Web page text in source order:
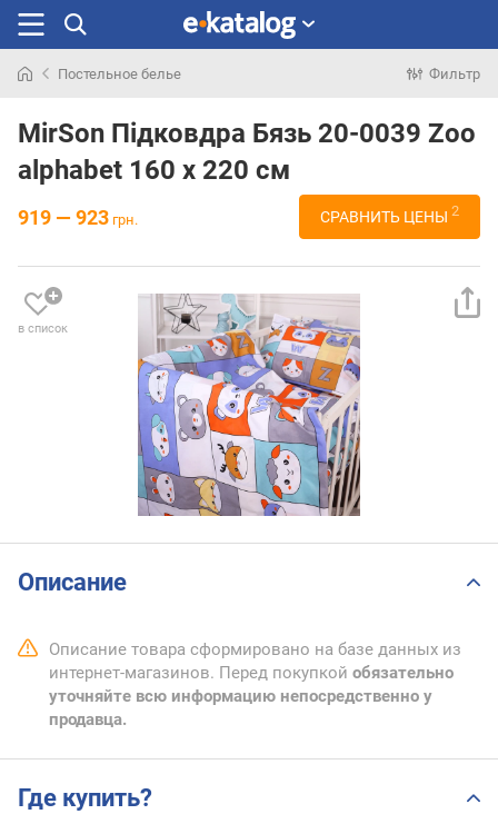
раньше
Постельное белье Фильтр
MirSon Підковдра Бязь 20-0039 Zoo
alphabet 160 x 220 см
919 — 923 грн. СРАВНИТЬ ЦЕНЫ 2
в список
Описание
Описание товара сформировано на базе данных из
интернет-магазинов. Перед покупкой обязательно
уточняйте всю информацию непосредственно у
продавца.
Где купить?